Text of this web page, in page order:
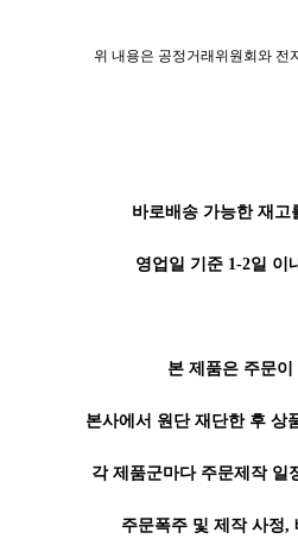
위 내용은 공정거래위원회와 전
바로배송 가능한 재고
영업일 기준 1-2일 이
본 제품은 주문이
본사에서 원단 재단한 후 상
각 제품군마다 주문제작 일
주문폭주 및 제작 사정,